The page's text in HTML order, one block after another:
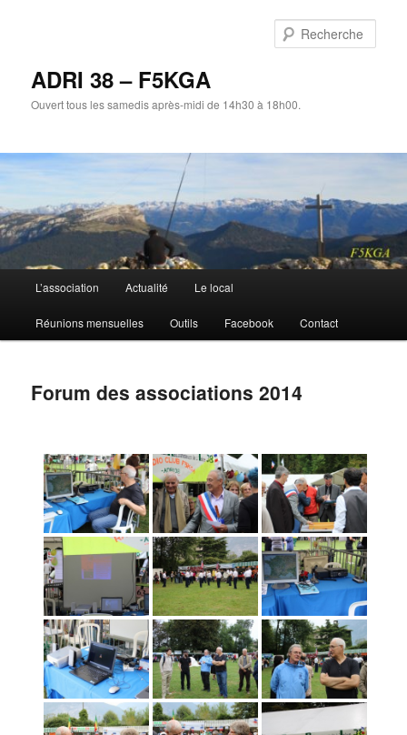
ADRI 38 – F5KGA
Ouvert tous les samedis après-midi de 14h30 à 18h00.
principal
L’association Actualité Le local
Réunions mensuelles Outils Facebook Contact
Forum des associations 2014